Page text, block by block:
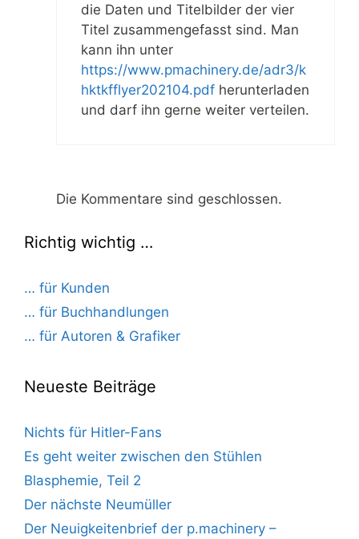
die Daten und Titelbilder der vier
Titel zusammengefasst sind. Man
kann ihn unter
https://www.pmachinery.de/adr3/k
hktkfflyer202104.pdf herunterladen
und darf ihn gerne weiter verteilen.
Die Kommentare sind geschlossen.
Richtig wichtig …
… für Kunden
… für Buchhandlungen
… für Autoren & Grafiker
Neueste Beiträge
Nichts für Hitler-Fans
Es geht weiter zwischen den Stühlen
Blasphemie, Teil 2
Der nächste Neumüller
Der Neuigkeitenbrief der p.machinery –